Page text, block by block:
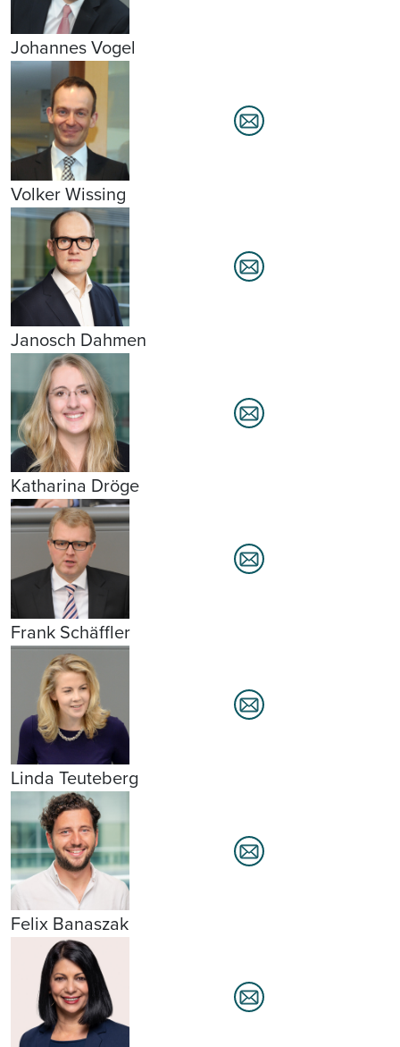
Johannes Vogel
Volker Wissing
Janosch Dahmen
Katharina Dröge
Frank Schäffler
Linda Teuteberg
Felix Banaszak